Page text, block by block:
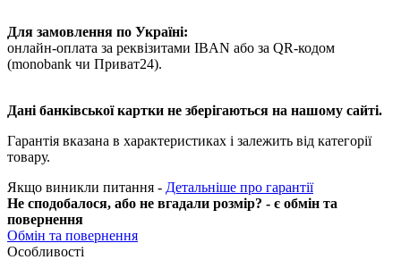
Для замовлення по Україні:
онлайн-оплата за реквізитами IBAN або за QR-кодом
(monobank чи Приват24).
Дані банківської картки не зберігаються на нашому сайті.
Гарантія вказана в характеристиках і залежить від категорії
товару.
Якщо виникли питання - Детальніше про гарантії
Не сподобалося, або не вгадали розмір? - є обмін та
повернення
Обмін та повернення
Особливості